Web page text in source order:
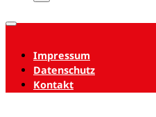
Impressum
Datenschutz
Kontakt